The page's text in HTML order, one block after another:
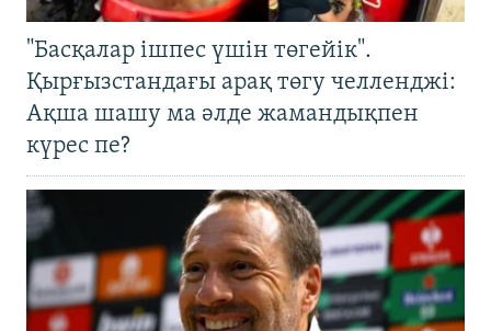
"Басқалар ішпес үшін төгейік".
Қырғызстандағы арақ төгу челленджі:
Ақша шашу ма әлде жамандықпен
күрес пе?